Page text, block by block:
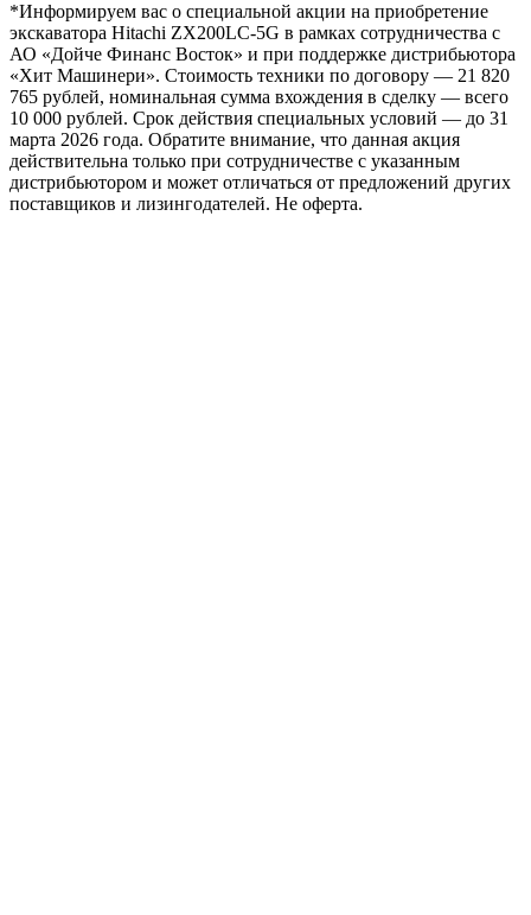
*Информируем вас о специальной акции на приобретение
экскаватора Hitachi ZX200LC-5G в рамках сотрудничества с
АО «Дойче Финанс Восток» и при поддержке дистрибьютора
«Хит Машинери». Стоимость техники по договору — 21 820
765 рублей, номинальная сумма вхождения в сделку — всего
10 000 рублей. Срок действия специальных условий — до 31
марта 2026 года. Обратите внимание, что данная акция
действительна только при сотрудничестве с указанным
дистрибьютором и может отличаться от предложений других
поставщиков и лизингодателей. Не оферта.